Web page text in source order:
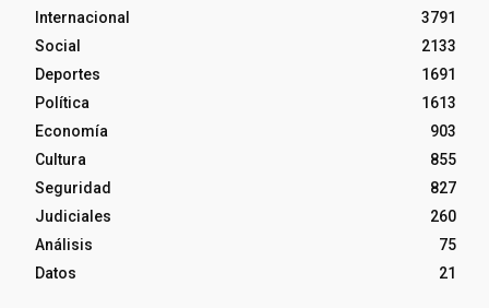
Internacional
3791
Social
2133
Deportes
1691
Política
1613
Economía
903
Cultura
855
Seguridad
827
Judiciales
260
Análisis
75
Datos
21